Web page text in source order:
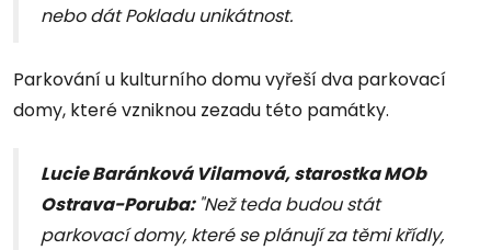
nebo dát Pokladu unikátnost.
Parkování u kulturního domu vyřeší dva parkovací
domy, které vzniknou zezadu této památky.
Lucie Baránková Vilamová, starostka MOb
Ostrava-Poruba: "Než teda budou stát
parkovací domy, které se plánují za těmi křídly,